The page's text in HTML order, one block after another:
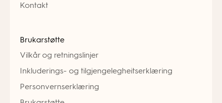
Kontakt
Brukarstøtte
Vilkår og retningslinjer
Inkluderings- og tilgjengelegheitserklæring
Personvernserklæring